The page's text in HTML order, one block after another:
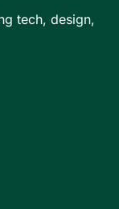
tech, design,